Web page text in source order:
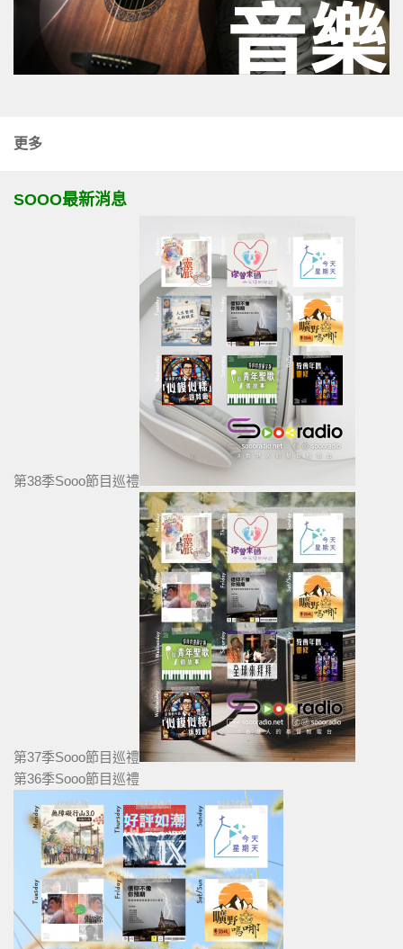
更多
SOOO最新消息
第38季Sooo節目巡禮
第37季Sooo節目巡禮
第36季Sooo節目巡禮